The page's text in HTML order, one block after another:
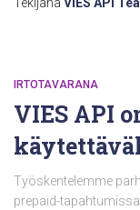
Tekijänä VIES API
IRTOTAVARANA
VIES API
Työskentelemme
prepaid-